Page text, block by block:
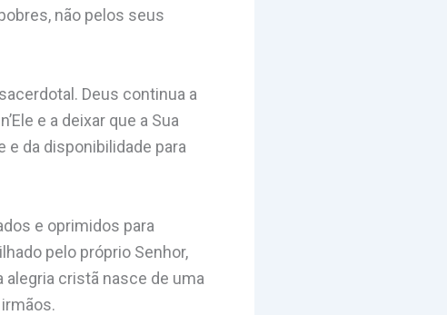
não pelos seus
Deus continua a
e a deixar que a Sua
e da disponibilidade para
e oprimidos para
pelo próprio Senhor,
alegria cristã nasce de uma